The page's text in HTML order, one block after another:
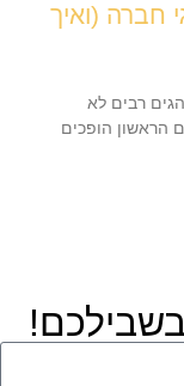
חברה (ואיך
רבים לא
הראשון הופכים